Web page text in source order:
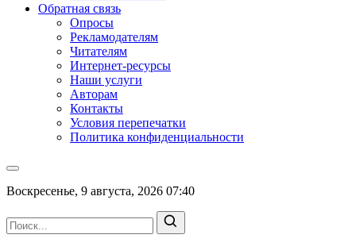
Обратная связь
Опросы
Рекламодателям
Читателям
Интернет-ресурсы
Наши услуги
Авторам
Контакты
Условия перепечатки
Политика конфиденциальности
Воскресенье, 9 августа, 2026 07:40